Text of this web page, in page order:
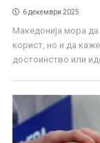
6 декември 2025
Македонија мора да
корист, но и да каже
достоинство или